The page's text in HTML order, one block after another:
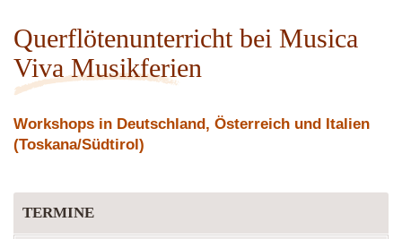
Querflötenunterricht bei Musica
Viva Musikferien
Workshops in Deutschland, Österreich und Italien
(Toskana/Südtirol)
TERMINE